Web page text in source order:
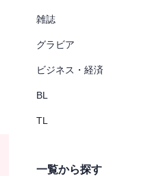
雑誌
グラビア
ビジネス・経済
BL
TL
一覧から探す